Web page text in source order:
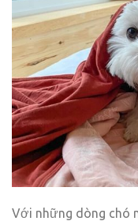
Với những dòng chó